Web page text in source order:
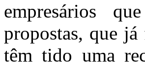
empresários
propostas, que
têm tido uma